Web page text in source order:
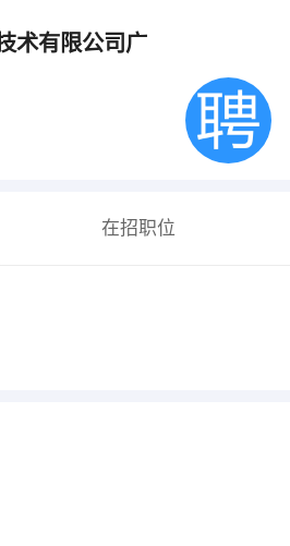
术有限公司广
在招职位